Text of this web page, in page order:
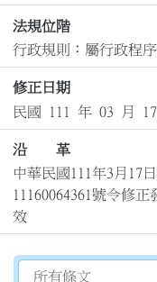
法規位階
行政規則：屬行政程
修正日期
民國 111 年 03 月
沿 革
中華民國111年3月17
11160064361號令修
效
切換選擇法規資訊內容